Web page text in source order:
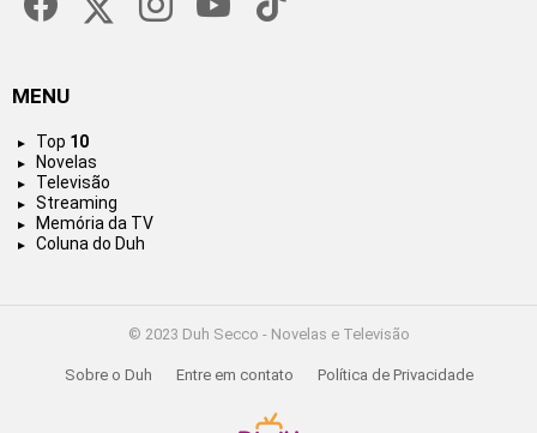
MENU
Top 10
Novelas
Televisão
Streaming
Memória da TV
Coluna do Duh
© 2023 Duh Secco - Novelas e Televisão
Sobre o Duh Entre em contato Política de Privacidade